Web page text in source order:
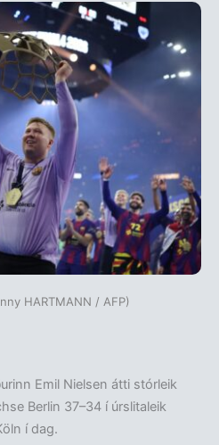
HARTMANN / AFP)
Emil Nielsen átti stórleik
Berlin 37–34 í úrslitaleik
í dag.